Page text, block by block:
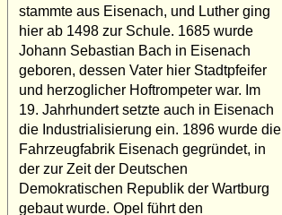
stammte aus Eisenach, und Luther ging
hier ab 1498 zur Schule. 1685 wurde
Johann Sebastian Bach in Eisenach
geboren, dessen Vater hier Stadtpfeifer
und herzoglicher Hoftrompeter war. Im
19. Jahrhundert setzte auch in Eisenach
die Industrialisierung ein. 1896 wurde die
Fahrzeugfabrik Eisenach gegründet, in
der zur Zeit der Deutschen
Demokratischen Republik der Wartburg
gebaut wurde. Opel führt den